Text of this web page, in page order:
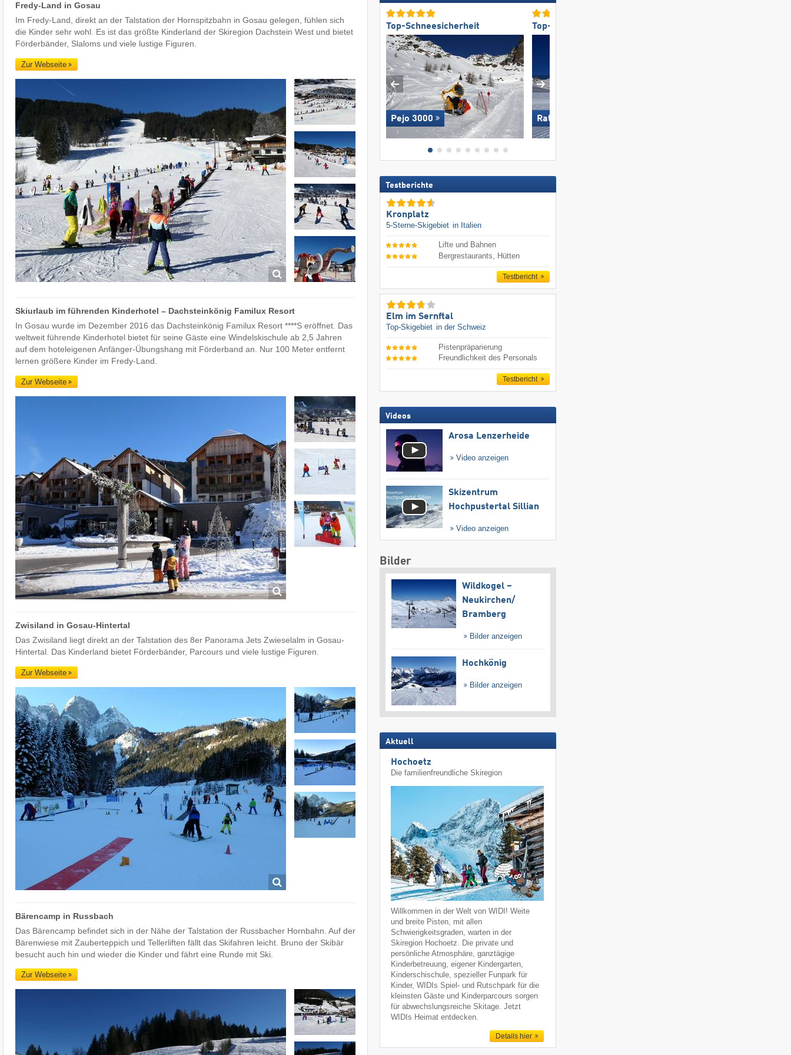
Fredy-Land in Gosau
Im Fredy-Land, direkt an der Talstation der Hornspitzbahn in Gosau gelegen, fühlen sich
die Kinder sehr wohl. Es ist das größte Kinderland der Skiregion Dachstein West und bietet
Förderbänder, Slaloms und viele lustige Figuren.
Zur Webseite
Skiurlaub im führenden Kinderhotel – Dachsteinkönig Familux Resort
In Gosau wurde im Dezember 2016 das Dachsteinkönig Familux Resort ****S eröffnet. Das
weltweit führende Kinderhotel bietet für seine Gäste eine Windelskischule ab 2,5 Jahren
auf dem hoteleigenen Anfänger-Übungshang mit Förderband an. Nur 100 Meter entfernt
lernen größere Kinder im Fredy-Land.
Zur Webseite
Zwisiland in Gosau-Hintertal
Das Zwisiland liegt direkt an der Talstation des 8er Panorama Jets Zwieselalm in Gosau-
Hintertal. Das Kinderland bietet Förderbänder, Parcours und viele lustige Figuren.
Zur Webseite
Bärencamp in Russbach
Das Bärencamp befindet sich in der Nähe der Talstation der Russbacher Hornbahn. Auf der
Bärenwiese mit Zauberteppich und Tellerliften fällt das Skifahren leicht. Bruno der Skibär
besucht auch hin und wieder die Kinder und fährt eine Runde mit Ski.
Zur Webseite
Top-Schneesicherheit
Pejo 3000
Top-Pistenpräparierung
Ratschings-Jaufen
Testberichte
Kronplatz
5-Sterne-Skigebiet in Italien
Lifte und Bahnen
Bergrestaurants, Hütten
Testbericht
Elm im Sernftal
Top-Skigebiet in der Schweiz
Pistenpräparierung
Freundlichkeit des Personals
Testbericht
Videos
Arosa Lenzerheide
Video anzeigen
Skizentrum
Hochpustertal Sillian
Video anzeigen
Bilder
Wildkogel –
Neukirchen/​
Bramberg
Bilder anzeigen
Hochkönig
Bilder anzeigen
Aktuell
Hochoetz
Die familienfreundliche Skiregion
Willkommen in der Welt von WIDI! Weite
und breite Pisten, mit allen
Schwierigkeitsgraden, warten in der
Skiregion Hochoetz. Die private und
persönliche Atmosphäre, ganztägige
Kinderbetreuung, eigener Kindergarten,
Kinderschischule, spezieller Funpark für
Kinder, WIDIs Spiel- und Rutschpark für die
kleinsten Gäste und Kinderparcours sorgen
für abwechslungsreiche Skitage. Jetzt
WIDIs Heimat entdecken.
Details hier